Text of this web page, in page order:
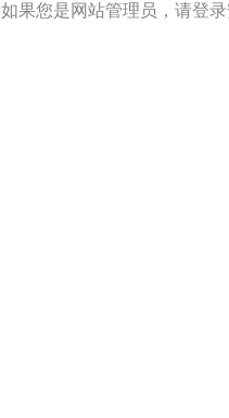
如果您是网站管理员，请登